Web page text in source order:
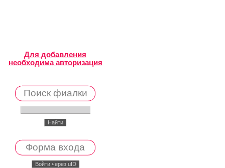
Для добавления
необходима авторизация
Поиск фиалки
Форма входа
Войти через uID